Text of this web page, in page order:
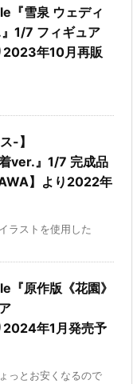
『雪泉 ウェディ
1/7 フィギュア
2023年10月再販
-】
ver.』1/7 完成品
】より2022年
ラストを使用した
『原作版《花園》
2024年1月発売予
っとお安くなるので